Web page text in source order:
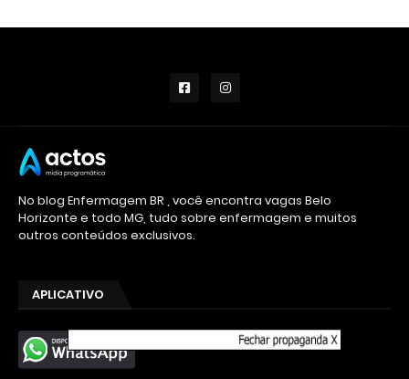
No blog Enfermagem BR , você encontra vagas Belo
Horizonte e todo MG, tudo sobre enfermagem e muitos
outros conteúdos exclusivos.
APLICATIVO